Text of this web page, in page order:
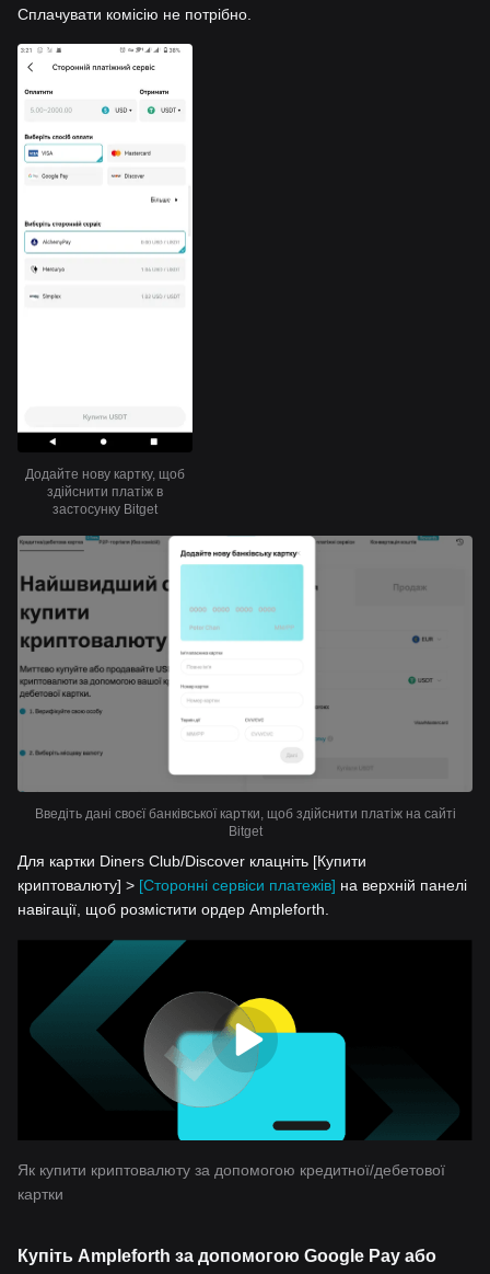
Сплачувати комісію не потрібно.
Додайте нову картку, щоб
здійснити платіж в
застосунку Bitget
Введіть дані своєї банківської картки, щоб здійснити платіж на сайті
Bitget
Для картки Diners Club/Discover клацніть [Купити
криптовалюту] > [Сторонні сервіси платежів] на верхній панелі
навігації, щоб розмістити ордер Ampleforth.
Як купити криптовалюту за допомогою кредитної/дебетової
картки
Купіть Ampleforth за допомогою Google Pay або